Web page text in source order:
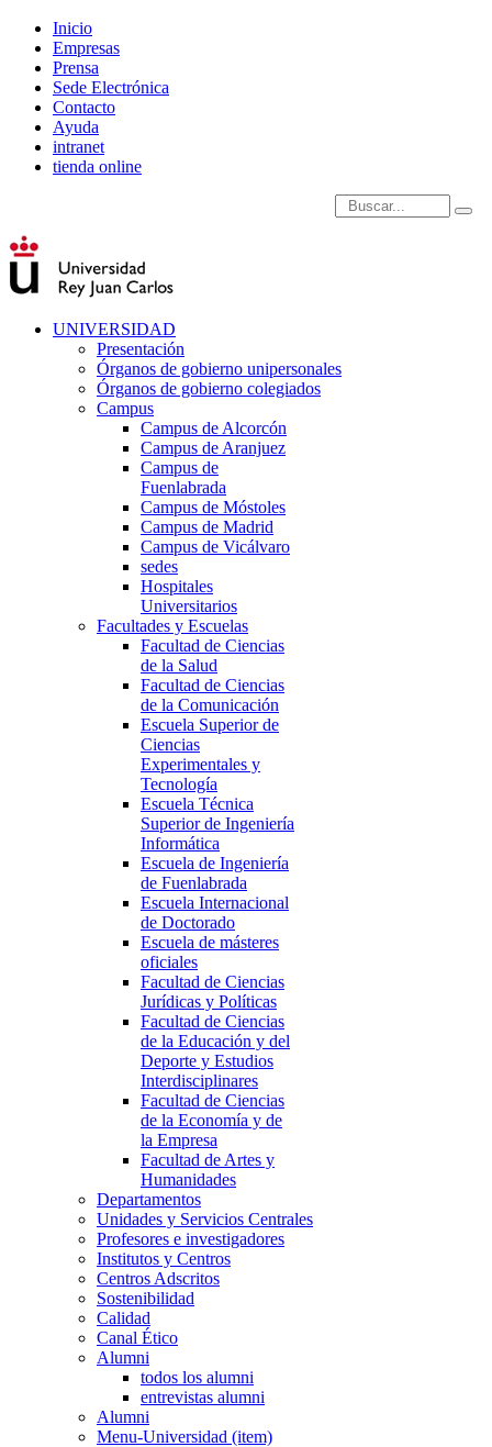
Inicio
Empresas
Prensa
Sede Electrónica
Contacto
Ayuda
intranet
tienda online
Introduce términos de
UNIVERSIDAD
Presentación
Órganos de gobierno unipersonales
Órganos de gobierno colegiados
Campus
Campus de Alcorcón
Campus de Aranjuez
Campus de
Fuenlabrada
Campus de Móstoles
Campus de Madrid
Campus de Vicálvaro
sedes
Hospitales
Universitarios
Facultades y Escuelas
Facultad de Ciencias
de la Salud
Facultad de Ciencias
de la Comunicación
Escuela Superior de
Ciencias
Experimentales y
Tecnología
Escuela Técnica
Superior de Ingeniería
Informática
Escuela de Ingeniería
de Fuenlabrada
Escuela Internacional
de Doctorado
Escuela de másteres
oficiales
Facultad de Ciencias
Jurídicas y Políticas
Facultad de Ciencias
de la Educación y del
Deporte y Estudios
Interdisciplinares
Facultad de Ciencias
de la Economía y de
la Empresa
Facultad de Artes y
Humanidades
Departamentos
Unidades y Servicios Centrales
Profesores e investigadores
Institutos y Centros
Centros Adscritos
Sostenibilidad
Calidad
Canal Ético
Alumni
todos los alumni
entrevistas alumni
Alumni
Menu-Universidad (item)